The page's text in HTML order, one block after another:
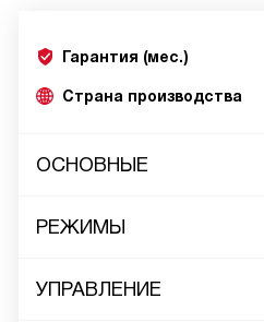
Гарантия (мес.)
Страна производства
ОСНОВНЫЕ
РЕЖИМЫ
УПРАВЛЕНИЕ